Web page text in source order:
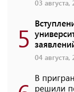
03
5
04
В
решили